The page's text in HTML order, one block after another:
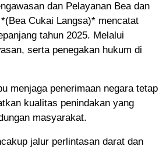
dan Pelayanan Bea dan
Cukai Langsa)* mencatat
tahun 2025. Melalui
serta penegakan hukum di
menjaga penerimaan negara tetap
kualitas penindakan yang
masyarakat.
jalur perlintasan darat dan